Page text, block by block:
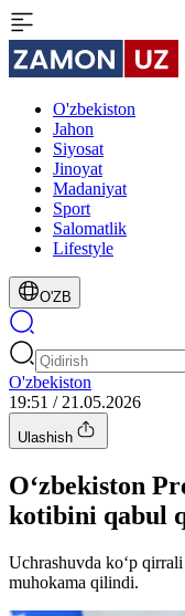
O'zbekiston
Jahon
Siyosat
Jinoyat
Madaniyat
Sport
Salomatlik
Lifestyle
O'ZB
O'zbekiston
19:51 / 21.05.2026
Ulashish
O‘zbekiston
kotibini qabul
Uchrashuvda ko‘p
muhokama qilindi.